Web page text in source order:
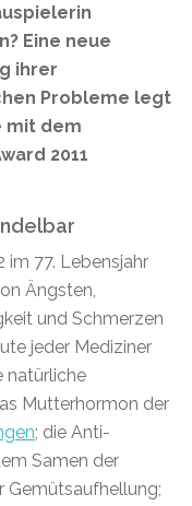
Eine neue
ihrer
Probleme legt
mit dem
2011
im 77. Lebensjahr
Ängsten,
und Schmerzen
jeder Mediziner
natürliche
Mutterhormon der
; die Anti-
Samen der
Gemütsaufhellung;